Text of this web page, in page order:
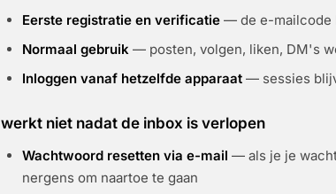
Eerste registratie en verificatie — de e-mailcode
Normaal gebruik — posten, volgen, liken, DM's
Inloggen vanaf hetzelfde apparaat — sessies
werkt niet nadat de inbox is verlopen
Wachtwoord resetten via e-mail — als je je
nergens om naartoe te gaan